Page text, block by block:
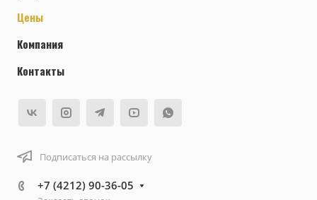
Цены
Компания
Контакты
Подписаться на рассылку
+7 (4212) 90-36-05